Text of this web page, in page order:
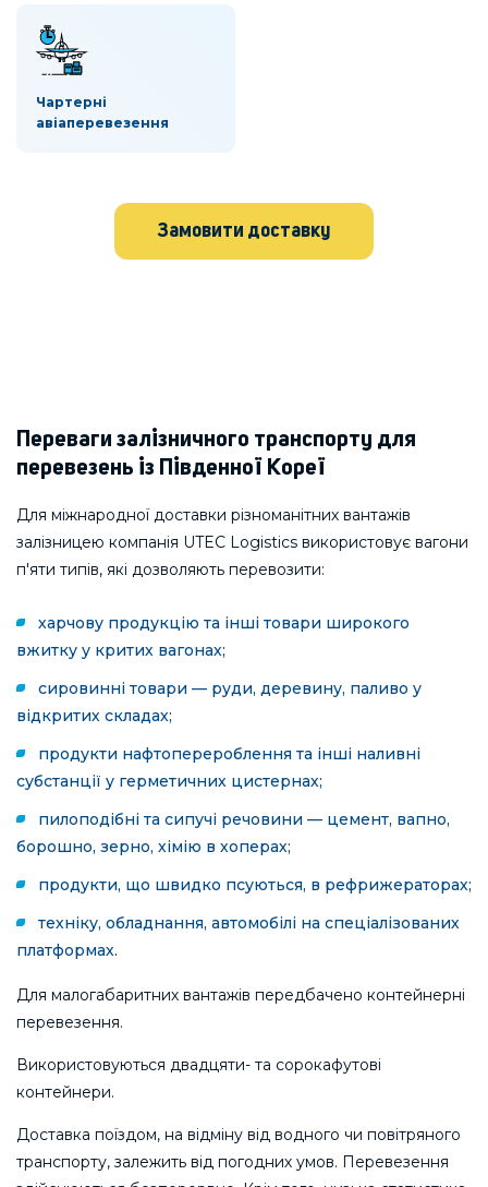
Чартерні
авіаперевезення
Замовити доставку
Переваги залізничного транспорту для
перевезень із Південної Кореї
Для міжнародної доставки різноманітних вантажів
залізницею компанія UTEC Logistics використовує вагони
п'яти типів, які дозволяють перевозити:
харчову продукцію та інші товари широкого
вжитку у критих вагонах;
сировинні товари — руди, деревину, паливо у
відкритих складах;
продукти нафтоперероблення та інші наливні
субстанції у герметичних цистернах;
пилоподібні та сипучі речовини — цемент, вапно,
борошно, зерно, хімію в хоперах;
продукти, що швидко псуються, в рефрижераторах;
техніку, обладнання, автомобілі на спеціалізованих
платформах.
Для малогабаритних вантажів передбачено контейнерні
перевезення.
Використовуються двадцяти- та сорокафутові
контейнери.
Доставка поїздом, на відміну від водного чи повітряного
транспорту, залежить від погодних умов. Перевезення